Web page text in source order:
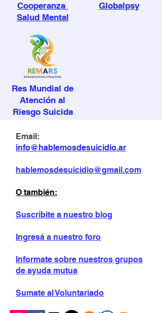
Cooperanza
Salud Mental
Res Mundial de
Atención al
Riesgo Suicida
Globalpsy
Email:
info@hablemosdesuicidio.ar
hablemosdesuicidio@gmail.com
O también:
Suscribite a nuestro blog
Ingresá a nuestro foro
Informate sobre nuestros grupos
de ayuda mutua
Sumate al Voluntariado